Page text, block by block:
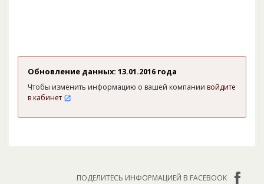
Обновление данных: 13.01.2016 года
Чтобы изменить информацию о вашей компании войдите
в кабинет
ПОДЕЛИТЕСЬ ИНФОРМАЦИЕЙ В FACEBOOK